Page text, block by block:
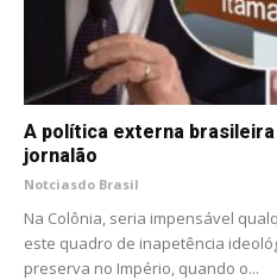
A política externa
jornalão
Notciasdo Brasil
Na Colônia, seria impensável
este quadro de inapetência
preserva no Império, quando o...